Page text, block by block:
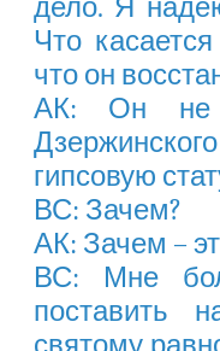
дело. Я
Что
что он
АК: Он не
гипсовую
ВС: Зачем?
АК: Зачем –
ВС: Мне
поставить